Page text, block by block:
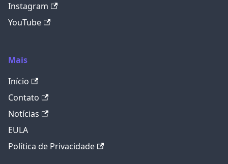
Instagram
YouTube
Mais
Início
Contato
Notícias
EULA
Política de Privacidade